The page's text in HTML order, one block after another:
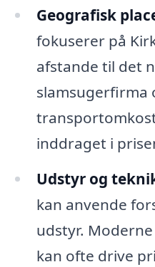
Geografisk
fokuserer på
afstande til det
slamsugerfirma
inddraget i
Udstyr og
kan anvende
udstyr.
kan ofte drive